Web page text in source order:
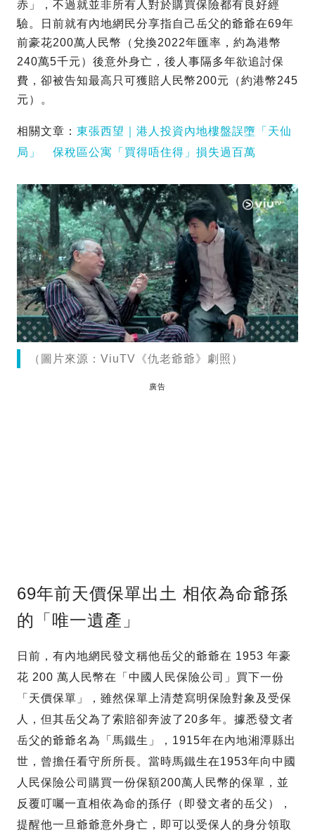
赤」，不過就並非所有人對於購買保險都有良好經
驗。日前就有內地網民分享指自己岳父的爺爺在69年
前豪花200萬人民幣（兌換2022年匯率，約為港幣
240萬5千元）後意外身亡，後人事隔多年欲追討保
費，卻被告知最高只可獲賠人民幣200元（約港幣245
元）。
相關文章： 東張西望｜港人投資內地樓盤誤墮「天仙
局」 保稅區公寓「買得唔住得」損失過百萬
（圖片來源：ViuTV《仇老爺爺》劇照）
廣告
69年前天價保單出土 相依為命爺孫
的「唯一遺產」
日前，有內地網民發文稱他岳父的爺爺在 1953 年豪
花 200 萬人民幣在「中國人民保險公司」買下一份
「天價保單」，雖然保單上清楚寫明保險對象及受保
人，但其岳父為了索賠卻奔波了20多年。據悉發文者
岳父的爺爺名為「馬鐵生」，1915年在內地湘潭縣出
世，曾擔任看守所所長。當時馬鐵生在1953年向中國
人民保險公司購買一份保額200萬人民幣的保單，並
反覆叮囑一直相依為命的孫仔（即發文者的岳父），
提醒他一旦爺爺意外身亡，即可以受保人的身分領取